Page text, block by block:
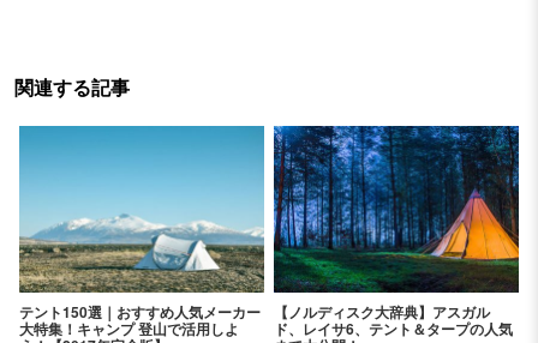
関連する記事
テント150選｜おすすめ人気メーカー
大特集！キャンプ 登山で活用しよ
【ノルディスク大辞典】アスガル
ド、レイサ6、テント＆タープの人気